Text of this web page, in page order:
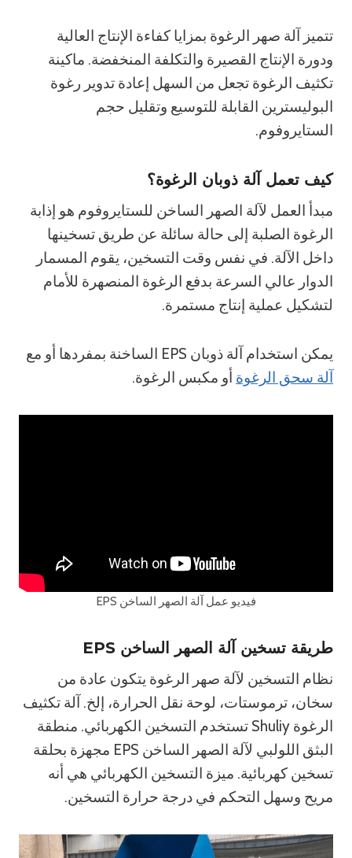
تتميز آلة صهر الرغوة بمزايا كفاءة الإنتاج العالية
ودورة الإنتاج القصيرة والتكلفة المنخفضة. ماكينة
تكثيف الرغوة تجعل من السهل إعادة تدوير رغوة
البوليسترين القابلة للتوسيع وتقليل حجم
الستايروفوم.
كيف تعمل آلة ذوبان الرغوة؟
مبدأ العمل لآلة الصهر الساخن للستايروفوم هو إذابة
الرغوة الصلبة إلى حالة سائلة عن طريق تسخينها
داخل الآلة. في نفس وقت التسخين، يقوم المسمار
الدوار عالي السرعة بدفع الرغوة المنصهرة للأمام
لتشكيل عملية إنتاج مستمرة.
يمكن استخدام آلة ذوبان EPS الساخنة بمفردها أو مع
آلة سحق الرغوة أو مكبس الرغوة.
فيديو عمل آلة الصهر الساخن EPS
طريقة تسخين آلة الصهر الساخن EPS
نظام التسخين لآلة صهر الرغوة يتكون عادة من
سخان، ترموستات، لوحة نقل الحرارة، إلخ. آلة تكثيف
الرغوة Shuliy تستخدم التسخين الكهربائي. منطقة
البثق اللولبي لآلة الصهر الساخن EPS مجهزة بحلقة
تسخين كهربائية. ميزة التسخين الكهربائي هي أنه
مريح وسهل التحكم في درجة حرارة التسخين.